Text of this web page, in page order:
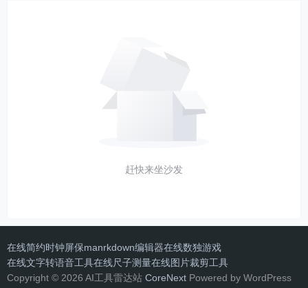
赶快来坐沙发
在线简约时钟屏保manrkdown编辑器在线数独游戏
在线文字转语音工具在线尺子测量在线图片裁剪工具
Copyright © 2026 AI工具雷达站 CoreNext Powered by WordPress